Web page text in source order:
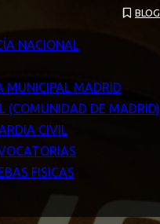
BLOG
NACIONAL
MUNICIPAL MADRID
(COMUNIDAD DE MADRID)
CIVIL
FISICAS